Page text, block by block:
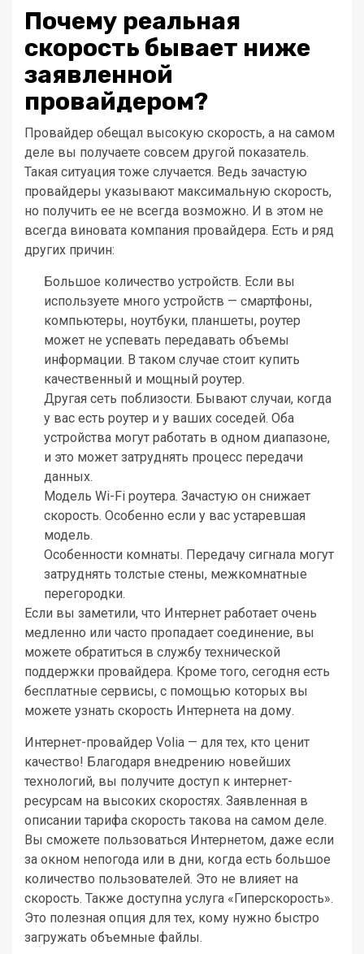
Почему реальная
скорость бывает ниже
заявленной
провайдером?
Провайдер обещал высокую скорость, а на самом
деле вы получаете совсем другой показатель.
Такая ситуация тоже случается. Ведь зачастую
провайдеры указывают максимальную скорость,
но получить ее не всегда возможно. И в этом не
всегда виновата компания провайдера. Есть и ряд
других причин:
Большое количество устройств. Если вы
используете много устройств — смартфоны,
компьютеры, ноутбуки, планшеты, роутер
может не успевать передавать объемы
информации. В таком случае стоит купить
качественный и мощный роутер.
Другая сеть поблизости. Бывают случаи, когда
у вас есть роутер и у ваших соседей. Оба
устройства могут работать в одном диапазоне,
и это может затруднять процесс передачи
данных.
Модель Wi-Fi роутера. Зачастую он снижает
скорость. Особенно если у вас устаревшая
модель.
Особенности комнаты. Передачу сигнала могут
затруднять толстые стены, межкомнатные
перегородки.
Если вы заметили, что Интернет работает очень
медленно или часто пропадает соединение, вы
можете обратиться в службу технической
поддержки провайдера. Кроме того, сегодня есть
бесплатные сервисы, с помощью которых вы
можете узнать скорость Интернета на дому.
Интернет-провайдер Volia — для тех, кто ценит
качество! Благодаря внедрению новейших
технологий, вы получите доступ к интернет-
ресурсам на высоких скоростях. Заявленная в
описании тарифа скорость такова на самом деле.
Вы сможете пользоваться Интернетом, даже если
за окном непогода или в дни, когда есть большое
количество пользователей. Это не влияет на
скорость. Также доступна услуга «Гиперскорость».
Это полезная опция для тех, кому нужно быстро
загружать объемные файлы.